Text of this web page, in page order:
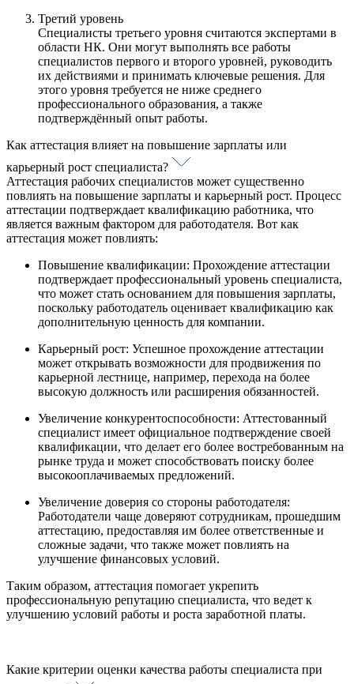
Третий уровень
Специалисты третьего уровня считаются экспертами в
области НК. Они могут выполнять все работы
специалистов первого и второго уровней, руководить
их действиями и принимать ключевые решения. Для
этого уровня требуется не ниже среднего
профессионального образования, а также
подтверждённый опыт работы.
Как аттестация влияет на повышение зарплаты или
карьерный рост специалиста?
Аттестация рабочих специалистов может существенно
повлиять на повышение зарплаты и карьерный рост. Процесс
аттестации подтверждает квалификацию работника, что
является важным фактором для работодателя. Вот как
аттестация может повлиять:
Повышение квалификации: Прохождение аттестации
подтверждает профессиональный уровень специалиста,
что может стать основанием для повышения зарплаты,
поскольку работодатель оценивает квалификацию как
дополнительную ценность для компании.
Карьерный рост: Успешное прохождение аттестации
может открывать возможности для продвижения по
карьерной лестнице, например, перехода на более
высокую должность или расширения обязанностей.
Увеличение конкурентоспособности: Аттестованный
специалист имеет официальное подтверждение своей
квалификации, что делает его более востребованным на
рынке труда и может способствовать поиску более
высокооплачиваемых предложений.
Увеличение доверия со стороны работодателя:
Работодатели чаще доверяют сотрудникам, прошедшим
аттестацию, предоставляя им более ответственные и
сложные задачи, что также может повлиять на
улучшение финансовых условий.
Таким образом, аттестация помогает укрепить
профессиональную репутацию специалиста, что ведет к
улучшению условий работы и роста заработной платы.
Какие критерии оценки качества работы специалиста при